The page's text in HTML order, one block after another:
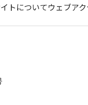
トについてウェブア